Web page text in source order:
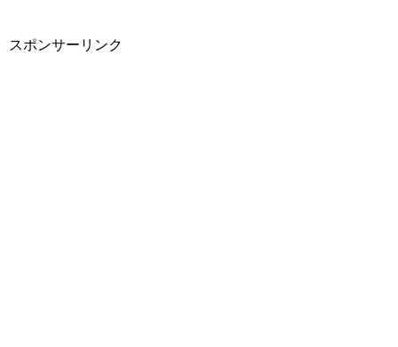
スポンサーリンク